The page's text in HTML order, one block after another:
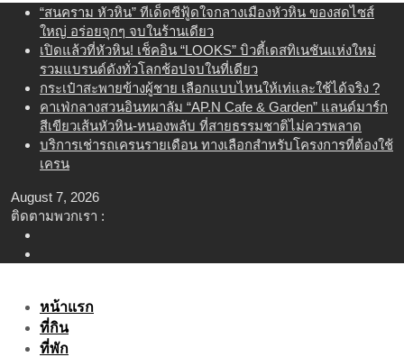
content
“สนคราม หัวหิน” ทีเด็ดซีฟู้ดใจกลางเมืองหัวหิน ของสดไซส์
ใหญ่ อร่อยจุกๆ จบในร้านเดียว
เปิดแล้วที่หัวหิน! เช็คอิน “LOOKS” บิวตี้เดสทิเนชันแห่งใหม่
รวมแบรนด์ดังทั่วโลกช้อปจบในที่เดียว
กระเป๋าสะพายข้างผู้ชาย เลือกแบบไหนให้เท่และใช้ได้จริง ?
คาเฟ่กลางสวนอินทผาลัม “AP.N Cafe & Garden” แลนด์มาร์ก
สีเขียวเส้นหัวหิน-หนองพลับ ที่สายธรรมชาติไม่ควรพลาด
บริการเช่ารถเครนรายเดือน ทางเลือกสำหรับโครงการที่ต้องใช้
เครน
August 7, 2026
ติดตามพวกเรา :
หน้าแรก
ที่กิน
ที่พัก